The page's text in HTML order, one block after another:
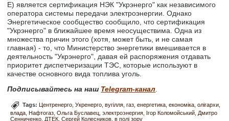
E) является сертификация НЭК "Укрэнерго" как независимого
оператора системы передачи электроэнергии. Однако
Энергетическое сообщество сообщило, что сертификация
"Укрэнерго" в ближайшее время неосуществима. Одна из
множества причин этого (хотя, может быть, и не самая
главная) - то, что Министерство энергетики вмешивается в
деятельность "Укрэнерго", давая ей распоряжения отдавать
приоритет диспетчеризации ТЭС, которые используют в
качестве основного вида топлива уголь.
Подписывайтесь на наш Telegram-канал
Tags:Центренерго Укренерго вугілля газ енергетика економіка олігархи
влада Нафтогаз Ольга Буславец электроэнергия Ігор Коломойський Дмитро
Сенниченко ДТЕК Сергей Колесников в полі зору